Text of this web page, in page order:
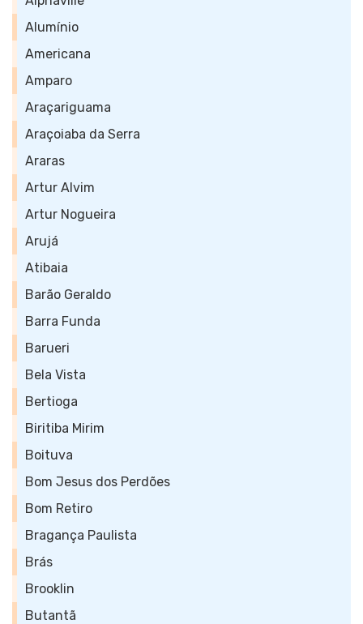
Alumínio
Americana
Amparo
Araçariguama
Araçoiaba da Serra
Araras
Artur Alvim
Artur Nogueira
Arujá
Atibaia
Barão Geraldo
Barra Funda
Barueri
Bela Vista
Bertioga
Biritiba Mirim
Boituva
Bom Jesus dos Perdões
Bom Retiro
Bragança Paulista
Brás
Brooklin
Butantã